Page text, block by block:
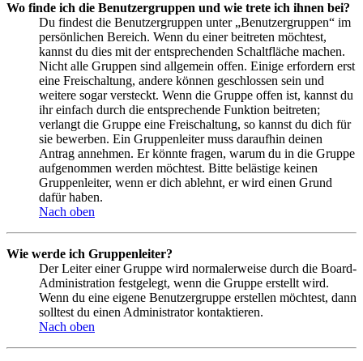
Wo finde ich die Benutzergruppen und wie trete ich ihnen bei?
Du findest die Benutzergruppen unter „Benutzergruppen“ im
persönlichen Bereich. Wenn du einer beitreten möchtest,
kannst du dies mit der entsprechenden Schaltfläche machen.
Nicht alle Gruppen sind allgemein offen. Einige erfordern erst
eine Freischaltung, andere können geschlossen sein und
weitere sogar versteckt. Wenn die Gruppe offen ist, kannst du
ihr einfach durch die entsprechende Funktion beitreten;
verlangt die Gruppe eine Freischaltung, so kannst du dich für
sie bewerben. Ein Gruppenleiter muss daraufhin deinen
Antrag annehmen. Er könnte fragen, warum du in die Gruppe
aufgenommen werden möchtest. Bitte belästige keinen
Gruppenleiter, wenn er dich ablehnt, er wird einen Grund
dafür haben.
Nach oben
Wie werde ich Gruppenleiter?
Der Leiter einer Gruppe wird normalerweise durch die Board-
Administration festgelegt, wenn die Gruppe erstellt wird.
Wenn du eine eigene Benutzergruppe erstellen möchtest, dann
solltest du einen Administrator kontaktieren.
Nach oben